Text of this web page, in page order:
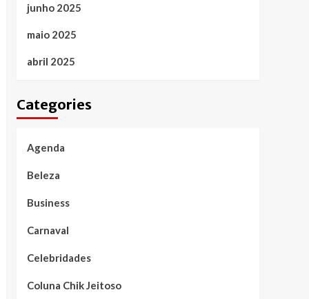
junho 2025
maio 2025
abril 2025
Categories
Agenda
Beleza
Business
Carnaval
Celebridades
Coluna Chik Jeitoso